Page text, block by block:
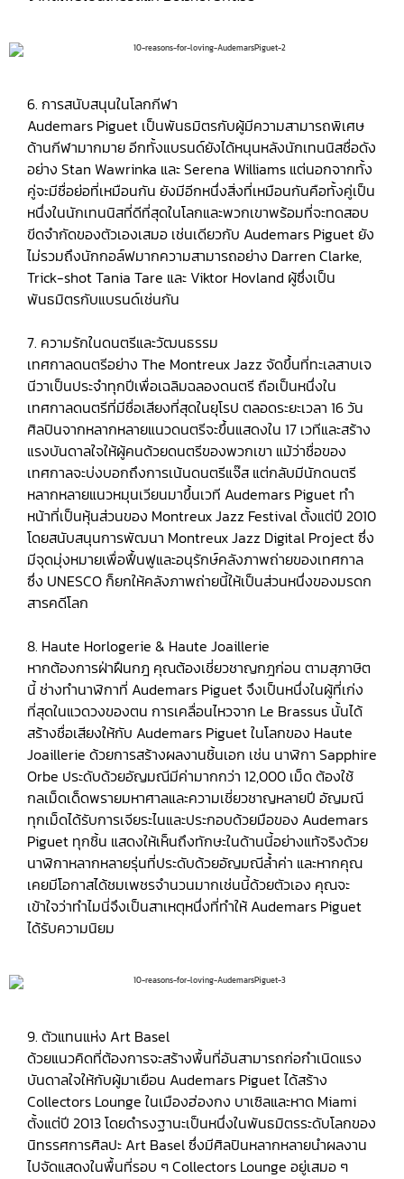
6. การสนับสนุนในโลกกีฬา
Audemars Piguet เป็นพันธมิตรกับผู้มีความสามารถพิเศษ
ด้านกีฬามากมาย อีกทั้งแบรนด์ยังได้หนุนหลังนักเทนนิสชื่อดัง
อย่าง Stan Wawrinka และ Serena Williams แต่นอกจากทั้ง
คู่จะมีชื่อย่อที่เหมือนกัน ยังมีอีกหนึ่งสิ่งที่เหมือนกันคือทั้งคู่เป็น
หนึ่งในนักเทนนิสที่ดีที่สุดในโลกและพวกเขาพร้อมที่จะทดสอบ
ขีดจำกัดของตัวเองเสมอ เช่นเดียวกับ Audemars Piguet ยัง
ไม่รวมถึงนักกอล์ฟมากความสามารถอย่าง Darren Clarke,
Trick-shot Tania Tare และ Viktor Hovland ผู้ซึ่งเป็น
พันธมิตรกับแบรนด์เช่นกัน
7. ความรักในดนตรีและวัฒนธรรม
เทศกาลดนตรีอย่าง The Montreux Jazz จัดขึ้นที่ทะเลสาบเจ
นีวาเป็นประจำทุกปีเพื่อเฉลิมฉลองดนตรี ถือเป็นหนึ่งใน
เทศกาลดนตรีที่มีชื่อเสียงที่สุดในยุโรป ตลอดระยะเวลา 16 วัน
ศิลปินจากหลากหลายแนวดนตรีจะขึ้นแสดงใน 17 เวทีและสร้าง
แรงบันดาลใจให้ผู้คนด้วยดนตรีของพวกเขา แม้ว่าชื่อของ
เทศกาลจะบ่งบอกถึงการเน้นดนตรีแจ๊ส แต่กลับมีนักดนตรี
หลากหลายแนวหมุนเวียนมาขึ้นเวที Audemars Piguet ทำ
หน้าที่เป็นหุ้นส่วนของ Montreux Jazz Festival ตั้งแต่ปี 2010
โดยสนับสนุนการพัฒนา Montreux Jazz Digital Project ซึ่ง
มีจุดมุ่งหมายเพื่อฟื้นฟูและอนุรักษ์คลังภาพถ่ายของเทศกาล
ซึ่ง UNESCO ก็ยกให้คลังภาพถ่ายนี้ให้เป็นส่วนหนึ่งของมรดก
สารคดีโลก
8. Haute Horlogerie & Haute Joaillerie
หากต้องการฝ่าฝืนกฎ คุณต้องเชี่ยวชาญกฎก่อน ตามสุภาษิต
นี้ ช่างทำนาฬิกาที่ Audemars Piguet จึงเป็นหนึ่งในผู้ที่เก่ง
ที่สุดในแวดวงของตน การเคลื่อนไหวจาก Le Brassus นั้นได้
สร้างชื่อเสียงให้กับ Audemars Piguet ในโลกของ Haute
Joaillerie ด้วยการสร้างผลงานชิ้นเอก เช่น นาฬิกา Sapphire
Orbe ประดับด้วยอัญมณีมีค่ามากกว่า 12,000 เม็ด ต้องใช้
กลเม็ดเด็ดพรายมหาศาลและความเชี่ยวชาญหลายปี อัญมณี
ทุกเม็ดได้รับการเจียระไนและประกอบด้วยมือของ Audemars
Piguet ทุกชิ้น แสดงให้เห็นถึงทักษะในด้านนี้อย่างแท้จริงด้วย
นาฬิกาหลากหลายรุ่นที่ประดับด้วยอัญมณีล้ำค่า และหากคุณ
เคยมีโอกาสได้ชมเพชรจำนวนมากเช่นนี้ด้วยตัวเอง คุณจะ
เข้าใจว่าทำไมนี่จึงเป็นสาเหตุหนึ่งที่ทำให้ Audemars Piguet
ได้รับความนิยม
9. ตัวแทนแห่ง Art Basel
ด้วยแนวคิดที่ต้องการจะสร้างพื้นที่อันสามารถก่อกำเนิดแรง
บันดาลใจให้กับผู้มาเยือน Audemars Piguet ได้สร้าง
Collectors Lounge ในเมืองฮ่องกง บาเซิลและหาด Miami
ตั้งแต่ปี 2013 โดยดำรงฐานะเป็นหนึ่งในพันธมิตรระดับโลกของ
นิทรรศการศิลปะ Art Basel ซึ่งมีศิลปินหลากหลายนำผลงาน
ไปจัดแสดงในพื้นที่รอบ ๆ Collectors Lounge อยู่เสมอ ๆ